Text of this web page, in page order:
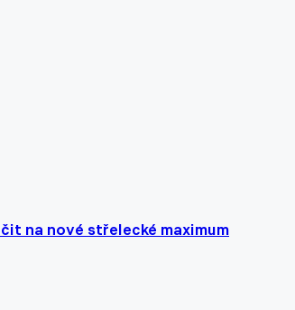
na nové střelecké maximum